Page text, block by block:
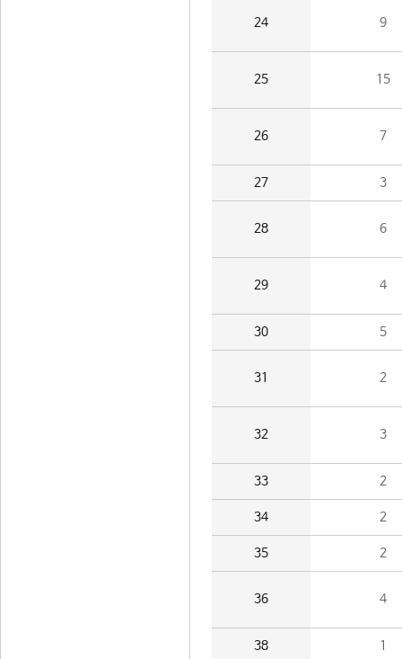
24 9
25 15
26 7
27 3
28 6
29 4
30 5
31 2
32 3
33 2
34 2
35 2
36 4
38 1